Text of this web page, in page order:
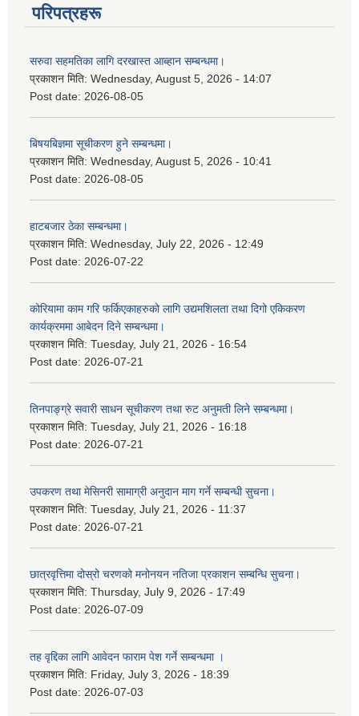
परिपत्रहरू
सरुवा सहमतिका लागि दरखास्त आब्हान सम्बन्धमा।
प्रकाशन मिति: Wednesday, August 5, 2026 - 14:07
Post date: 2026-08-05
बिषयबिज्ञमा सूचीकरण हुने सम्बन्धमा।
प्रकाशन मिति: Wednesday, August 5, 2026 - 10:41
Post date: 2026-08-05
हाटबजार ठेका सम्बन्धमा।
प्रकाशन मिति: Wednesday, July 22, 2026 - 12:49
Post date: 2026-07-22
कोरियामा काम गरि फर्किएकाहरुको लागि उद्यमशिलता तथा दिगो एकिकरण
कार्यक्रममा आबेदन दिने सम्बन्धमा।
प्रकाशन मिति: Tuesday, July 21, 2026 - 16:54
Post date: 2026-07-21
तिनपाङ्ग्रे सवारी साधन सूचीकरण तथा रुट अनुमती लिने सम्बन्धमा।
प्रकाशन मिति: Tuesday, July 21, 2026 - 16:18
Post date: 2026-07-21
उपकरण तथा मेसिनरी सामाग्री अनुदान माग गर्ने सम्बन्धी सुचना।
प्रकाशन मिति: Tuesday, July 21, 2026 - 11:37
Post date: 2026-07-21
छात्रवृत्तिमा दोस्रो चरणको मनोनयन नतिजा प्रकाशन सम्बन्धि सुचना।
प्रकाशन मिति: Thursday, July 9, 2026 - 17:49
Post date: 2026-07-09
तह वृद्दिका लागि आवेदन फाराम पेश गर्ने सम्बन्धमा ।
प्रकाशन मिति: Friday, July 3, 2026 - 18:39
Post date: 2026-07-03